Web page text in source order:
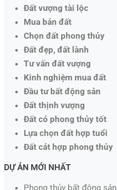
Đất vượng tài lộc
Mua bán đất
Chọn đất phong thủy
Đất đẹp, đất lành
Tư vấn đất vượng
Kinh nghiệm mua đất
Đầu tư bất động sản
Đất thịnh vượng
Đất có phong thủy tốt
Lựa chọn đất hợp tuổi
Đất cát hợp phong thủy
DỰ ÁN MỚI NHẤT
Phong thủy bất động sản